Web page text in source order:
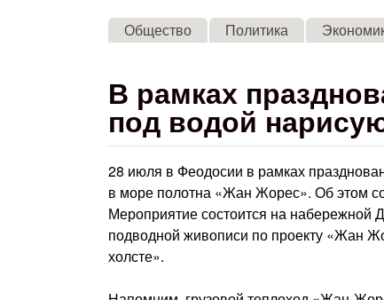
Общество Политика
В рамках
под водой
28 июля в Феодосии в рамках
в море полотна «Жан Жорес». Об этом
Мероприятие состоится на набережной
подводной живописи по проекту «Жан
холсте».